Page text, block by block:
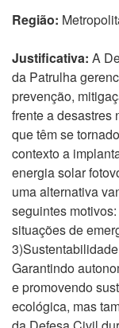
Região:
Justificativa: A
da Patrulha
prevenção,
frente a desastres
que têm se
contexto a
energia solar
uma alternativa
seguintes
situações de
Garantindo
e promovendo
ecológica, mas